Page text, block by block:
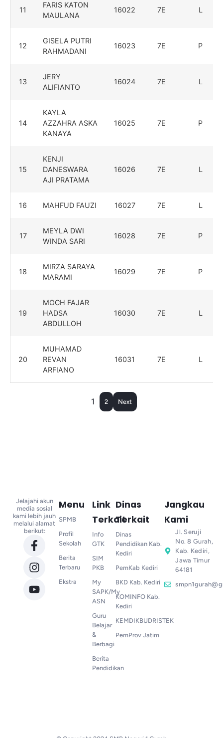
11
FARIS KATON
MAULANA
16022 7E L
12
GISELA PUTRI
RAHMADANI
16023 7E P
13
JERY
ALIFIANTO
16024 7E L
14
KAYLA
AZZAHRA ASKA
KANAYA
16025 7E P
15
KENJI
DANESWARA
AJI PRATAMA
16026 7E L
16 MAHFUD FAUZI 16027 7E L
17
MEYLA DWI
WINDA SARI
16028 7E P
18
MIRZA SARAYA
MARAMI
16029 7E P
19
MOCH FAJAR
HADSA
ABDULLOH
16030 7E L
20
MUHAMAD
REVAN
ARFIANO
16031 7E L
1 2 Next
Jelajahi akun
media sosial
kami lebih jauh
melalui alamat
berikut:
Menu
SPMB
Profil
Sekolah
Berita
Terbaru
Ekstra
Link
Terkait
Info
GTK
SIM
PKB
My
SAPK/My
ASN
Guru
Belajar
&
Berbagi
Berita
Pendidikan
Dinas
Terkait
Dinas
Pendidikan Kab.
Kediri
PemKab Kediri
BKD Kab. Kediri
KOMINFO Kab.
Kediri
KEMDIKBUDRISTEK
PemProv Jatim
Jangkau
Kami
Jl. Seruji
No. 8 Gurah,
Kab. Kediri,
Jawa Timur
64181